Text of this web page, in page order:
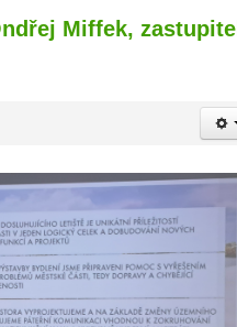
Miffek, zastupitel